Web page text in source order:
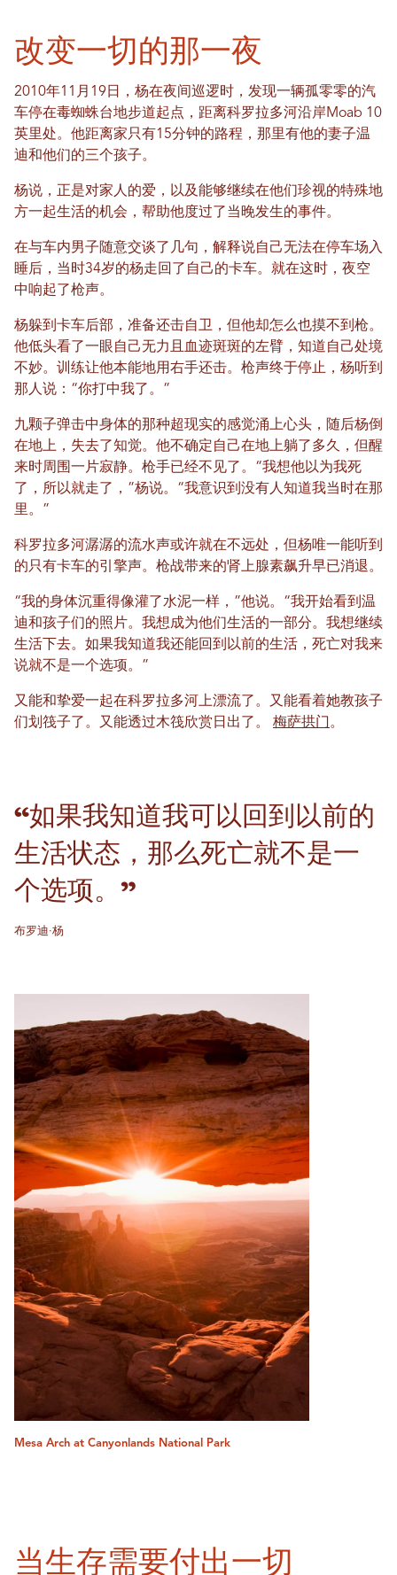
改变一切的那一夜
2010年11月19日，杨在夜间巡逻时，发现一辆孤零零的汽
车停在毒蜘蛛台地步道起点，距离科罗拉多河沿岸Moab 10
英里处。他距离家只有15分钟的路程，那里有他的妻子温
迪和他们的三个孩子。
杨说，正是对家人的爱，以及能够继续在他们珍视的特殊地
方一起生活的机会，帮助他度过了当晚发生的事件。
在与车内男子随意交谈了几句，解释说自己无法在停车场入
睡后，当时34岁的杨走回了自己的卡车。就在这时，夜空
中响起了枪声。
杨躲到卡车后部，准备还击自卫，但他却怎么也摸不到枪。
他低头看了一眼自己无力且血迹斑斑的左臂，知道自己处境
不妙。训练让他本能地用右手还击。枪声终于停止，杨听到
那人说：“你打中我了。”
九颗子弹击中身体的那种超现实的感觉涌上心头，随后杨倒
在地上，失去了知觉。他不确定自己在地上躺了多久，但醒
来时周围一片寂静。枪手已经不见了。“我想他以为我死
了，所以就走了，”杨说。“我意识到没有人知道我当时在那
里。”
科罗拉多河潺潺的流水声或许就在不远处，但杨唯一能听到
的只有卡车的引擎声。枪战带来的肾上腺素飙升早已消退。
“我的身体沉重得像灌了水泥一样，”他说。“我开始看到温
迪和孩子们的照片。我想成为他们生活的一部分。我想继续
生活下去。如果我知道我还能回到以前的生活，死亡对我来
说就不是一个选项。”
又能和挚爱一起在科罗拉多河上漂流了。又能看着她教孩子
们划筏子了。又能透过木筏欣赏日出了。 梅萨拱门 。
“如果我知道我可以回到以前的
生活状态，那么死亡就不是一
个选项。”
布罗迪·杨
Mesa Arch at Canyonlands National Park
当生存需要付出一切